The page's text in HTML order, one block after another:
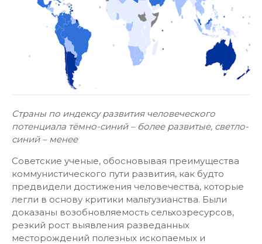
Страны по индексу развития человеческого
потенциала тёмно-синий – более развитые, светло-
синий – менее
Советские ученые, обосновывая преимущества
коммунистического пути развития, как будто
предвидели достижения человечества, которые
легли в основу критики мальтузианства. Были
доказаны возобновляемость сельхозресурсов,
резкий рост выявления разведанных
месторождений полезных ископаемых и